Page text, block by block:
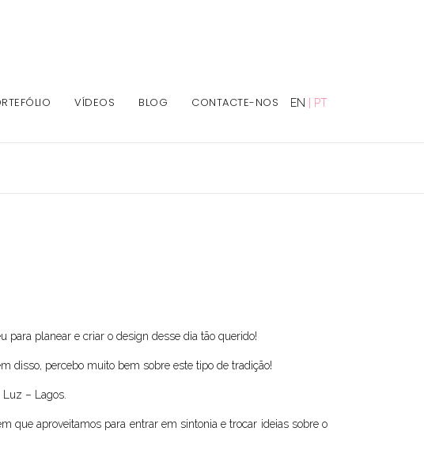
VÍDEOS BLOG CONTACTE-NOS EN | PT
planear e criar o design desse dia tão querido!
disso, percebo muito bem sobre este tipo de tradição!
– Lagos.
que aproveitamos para entrar em sintonia e trocar ideias sobre o